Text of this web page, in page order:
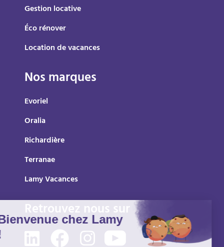
Gestion locative
Éco rénover
Location de vacances
Nos marques
Evoriel
Oralia
Richardière
Terranae
Lamy Vacances
Retrouvez nous sur